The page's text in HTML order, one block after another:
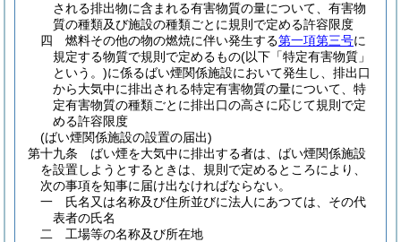
される排出物に含まれる有害物質の量について、有害物
質の種類及び施設の種類ごとに規則で定める許容限度
四
燃料その他の物の燃焼に伴い発生する第一項第三号に
規定する物質で規則で定めるもの(以下「特定有害物質」
という。)に係るばい煙関係施設において発生し、排出口
から大気中に排出される特定有害物質の量について、特
定有害物質の種類ごとに排出口の高さに応じて規則で定
める許容限度
(ばい煙関係施設の設置の届出)
第十九条
ばい煙を大気中に排出する者は、ばい煙関係施設
を設置しようとするときは、規則で定めるところにより、
次の事項を知事に届け出なければならない。
一
氏名又は名称及び住所並びに法人にあつては、その代
表者の氏名
二
工場等の名称及び所在地